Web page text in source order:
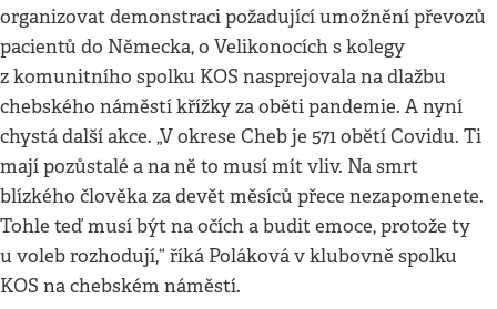
organizovat demonstraci požadující umožnění převozů
pacientů do Německa, o Velikonocích s kolegy
z komunitního spolku KOS nasprejovala na dlažbu
chebského náměstí křížky za oběti pandemie. A nyní
chystá další akce. „V okrese Cheb je 571 obětí Covidu. Ti
mají pozůstalé a na ně to musí mít vliv. Na smrt
blízkého člověka za devět měsíců přece nezapomenete.
Tohle teď musí být na očích a budit emoce, protože ty
u voleb rozhodují,“ říká Poláková v klubovně spolku
KOS na chebském náměstí.